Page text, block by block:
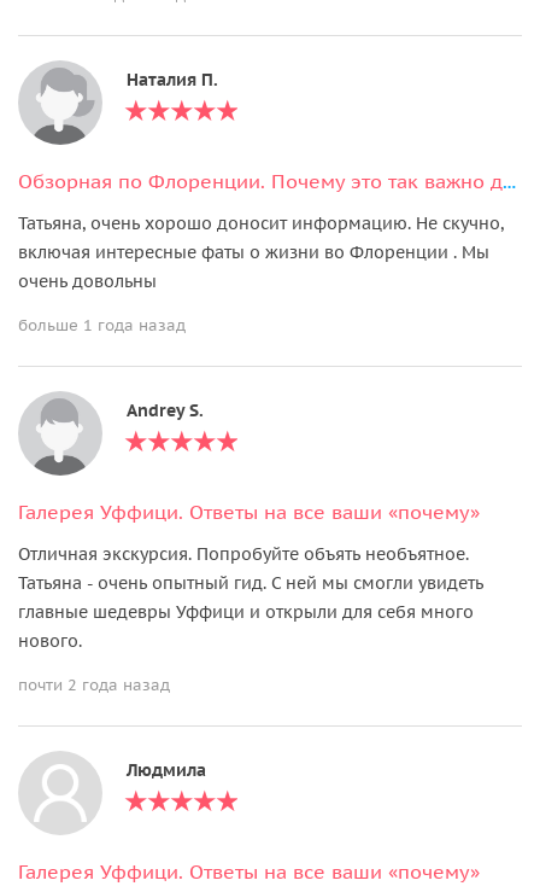
Наталия П.
Обзорная по Флоренции. Почему это так важно для знакомства с городом?
Татьяна, очень хорошо доносит информацию. Не скучно,
включая интересные фаты о жизни во Флоренции . Мы
очень довольны
больше 1 года назад
Andrey S.
Галерея Уффици. Ответы на все ваши «почему»
Отличная экскурсия. Попробуйте объять необъятное.
Татьяна - очень опытный гид. С ней мы смогли увидеть
главные шедевры Уффици и открыли для себя много
нового.
почти 2 года назад
Людмила
Галерея Уффици. Ответы на все ваши «почему»